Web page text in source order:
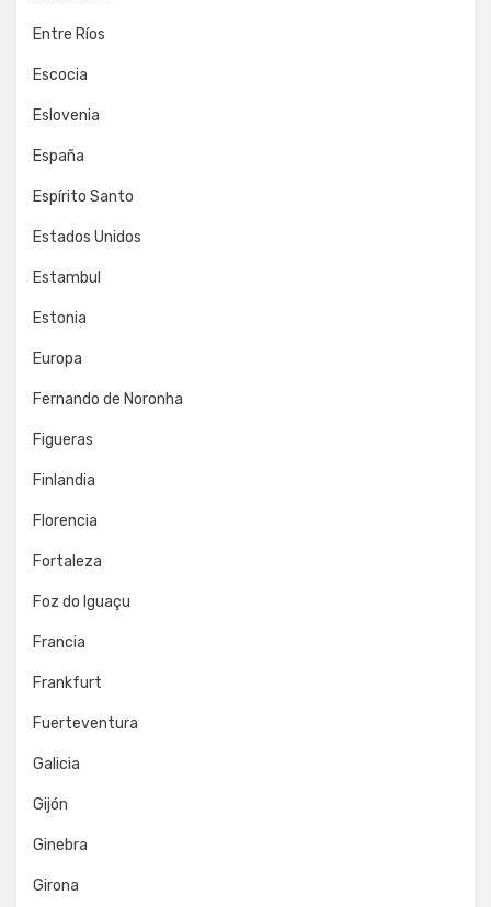
Entre Ríos
Escocia
Eslovenia
España
Espírito Santo
Estados Unidos
Estambul
Estonia
Europa
Fernando de Noronha
Figueras
Finlandia
Florencia
Fortaleza
Foz do Iguaçu
Francia
Frankfurt
Fuerteventura
Galicia
Gijón
Ginebra
Girona